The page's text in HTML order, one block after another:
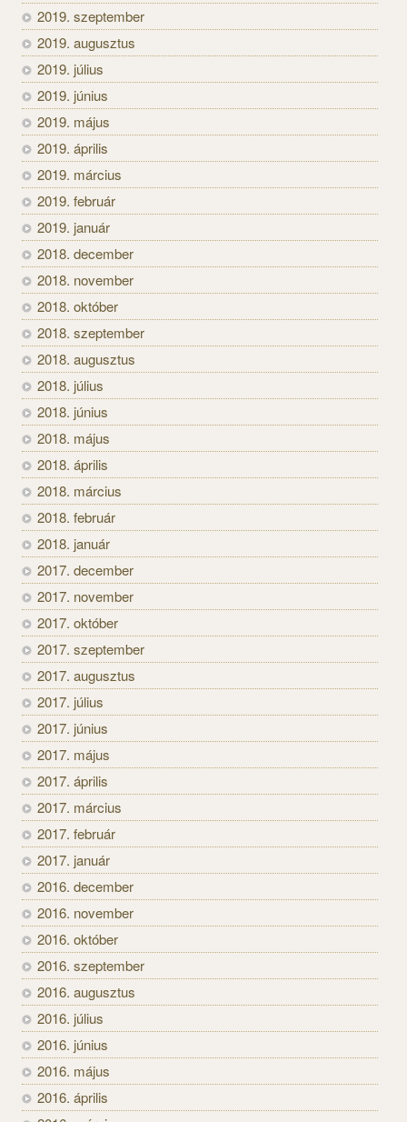
2019. szeptember
2019. augusztus
2019. július
2019. június
2019. május
2019. április
2019. március
2019. február
2019. január
2018. december
2018. november
2018. október
2018. szeptember
2018. augusztus
2018. július
2018. június
2018. május
2018. április
2018. március
2018. február
2018. január
2017. december
2017. november
2017. október
2017. szeptember
2017. augusztus
2017. július
2017. június
2017. május
2017. április
2017. március
2017. február
2017. január
2016. december
2016. november
2016. október
2016. szeptember
2016. augusztus
2016. július
2016. június
2016. május
2016. április